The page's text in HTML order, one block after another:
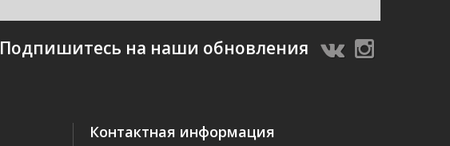
Подпишитесь на наши обновления
Контактная информация